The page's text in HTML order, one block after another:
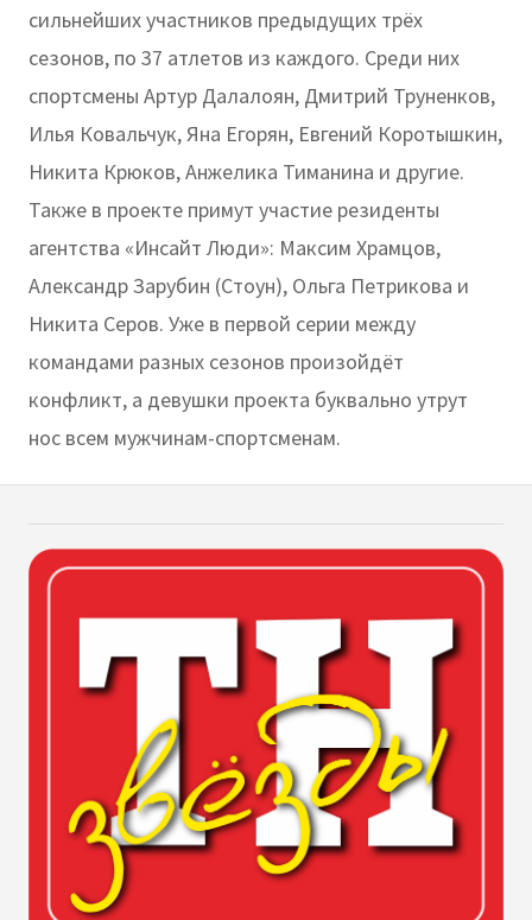
сильнейших участников предыдущих трёх
сезонов, по 37 атлетов из каждого. Среди них
спортсмены Артур Далалоян, Дмитрий Труненков,
Илья Ковальчук, Яна Егорян, Евгений Коротышкин,
Никита Крюков, Анжелика Тиманина и другие.
Также в проекте примут участие резиденты
агентства «Инсайт Люди»: Максим Храмцов,
Александр Зарубин (Стоун), Ольга Петрикова и
Никита Серов. Уже в первой серии между
командами разных сезонов произойдёт
конфликт, а девушки проекта буквально утрут
нос всем мужчинам-спортсменам.